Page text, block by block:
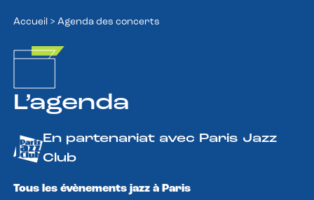
Accueil > Agenda des concerts
L’agenda
En partenariat avec Paris Jazz
Club
Tous les évènements jazz à Paris